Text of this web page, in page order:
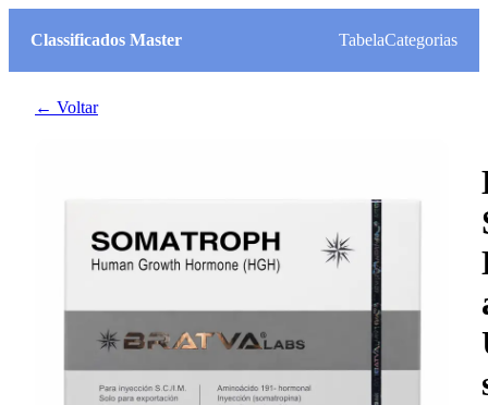
Classificados Master TabelaCategorias
← Voltar